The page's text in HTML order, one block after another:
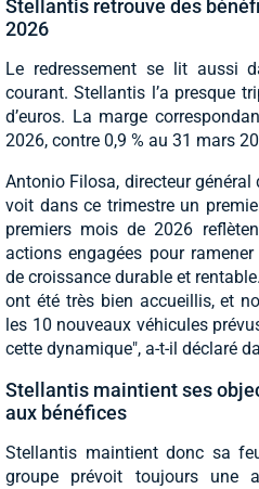
Stellantis retrouve des
2026
Le redressement se lit aussi
courant. Stellantis l’a presque
d’euros. La marge
2026, contre 0,9 % au 31 mars
Antonio Filosa, directeur
voit dans ce trimestre un
premiers mois de 2026
actions engagées pour
de croissance durable et
ont été très bien accueillis, et
les 10 nouveaux véhicules
cette dynamique", a-t-il déclaré
Stellantis maintient ses
aux bénéfices
Stellantis maintient donc sa
groupe prévoit toujours une